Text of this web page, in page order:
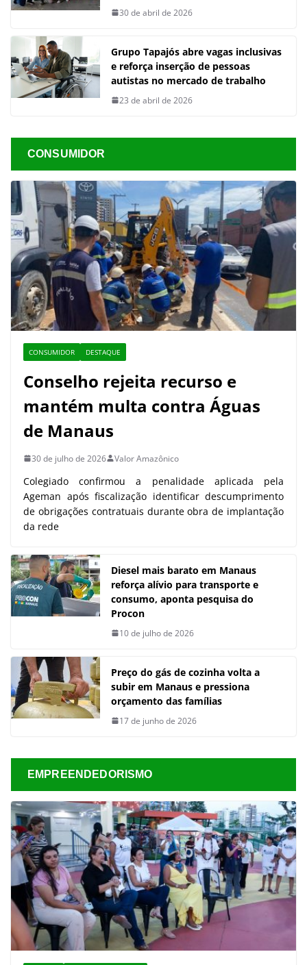
30 de abril de 2026
Grupo Tapajós abre vagas inclusivas
e reforça inserção de pessoas
autistas no mercado de trabalho
23 de abril de 2026
CONSUMIDOR
CONSUMIDOR DESTAQUE
Conselho rejeita recurso e
mantém multa contra Águas
de Manaus
30 de julho de 2026 Valor Amazônico
Colegiado confirmou a penalidade aplicada pela
Ageman após fiscalização identificar descumprimento
de obrigações contratuais durante obra de implantação
da rede
Diesel mais barato em Manaus
reforça alívio para transporte e
consumo, aponta pesquisa do
Procon
10 de julho de 2026
Preço do gás de cozinha volta a
subir em Manaus e pressiona
orçamento das famílias
17 de junho de 2026
EMPREENDEDORISMO